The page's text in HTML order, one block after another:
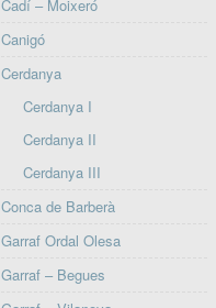
Cadí – Moixeró
Canigó
Cerdanya
Cerdanya I
Cerdanya II
Cerdanya III
Conca de Barberà
Garraf Ordal Olesa
Garraf – Begues